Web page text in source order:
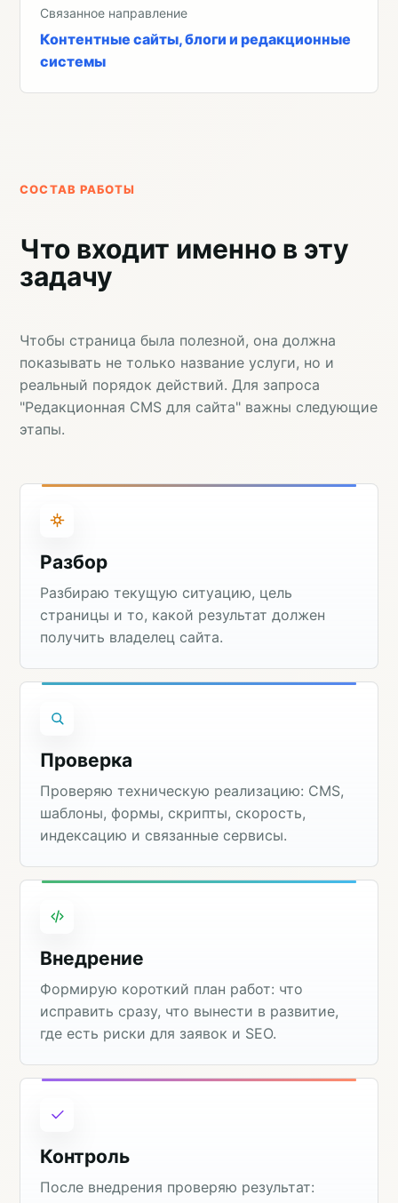
Связанное направление
Контентные сайты, блоги и редакционные
системы
СОСТАВ РАБОТЫ
Что входит именно в эту
задачу
Чтобы страница была полезной, она должна
показывать не только название услуги, но и
реальный порядок действий. Для запроса
"Редакционная CMS для сайта" важны следующие
этапы.
Разбор
Разбираю текущую ситуацию, цель
страницы и то, какой результат должен
получить владелец сайта.
Проверка
Проверяю техническую реализацию: CMS,
шаблоны, формы, скрипты, скорость,
индексацию и связанные сервисы.
Внедрение
Формирую короткий план работ: что
исправить сразу, что вынести в развитие,
где есть риски для заявок и SEO.
Контроль
После внедрения проверяю результат: